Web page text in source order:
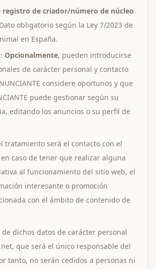
registro de criador/número de núcleo
Dato obligatorio según la Ley 7/2023 de
en España.
Opcionalmente, pueden introducirse
de carácter personal y contacto
considere oportunos y que
puede gestionar según su
editando los anuncios o su perfil de
tratamiento será el contacto con el
en caso de tener que realizar alguna
al funcionamiento del sitio web, el
interesante o promoción
con el ámbito de contenido de
dichos datos de carácter personal
que será el único responsable del
tanto, no serán cedidos a personas ni